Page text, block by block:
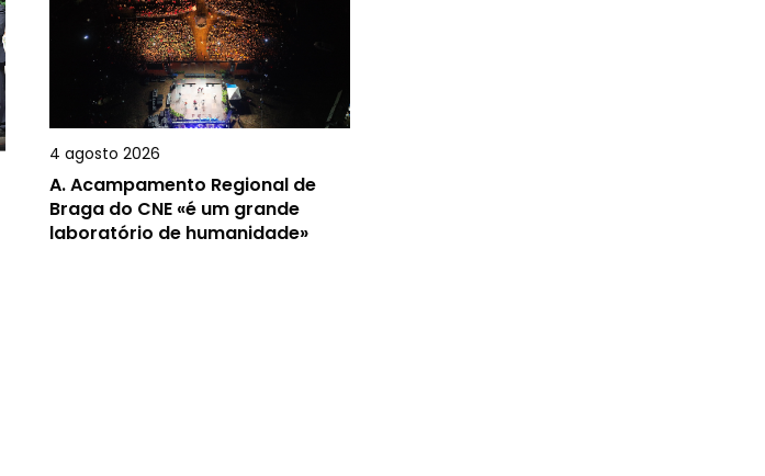
4 agosto 2026
A.Acampamento Regional de
Braga do CNE «é um grande
laboratório de humanidade»